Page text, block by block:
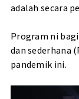
adalah secara
Program ni
dan sederhana
pandemik ini.